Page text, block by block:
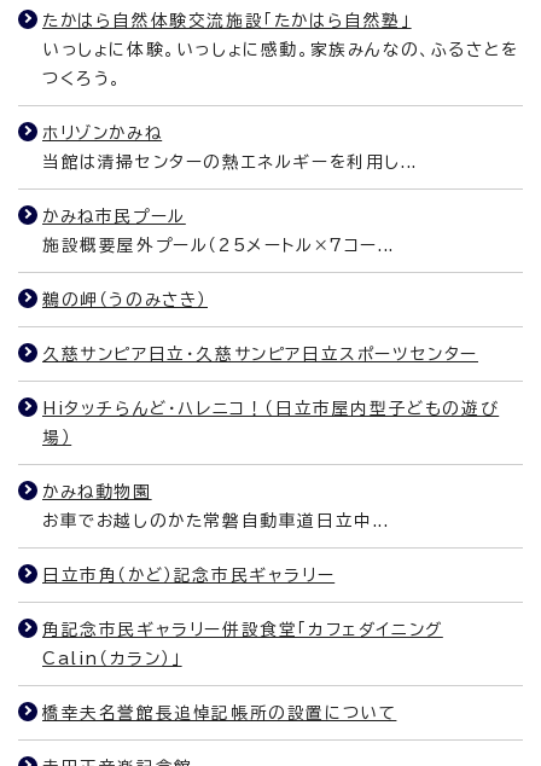
たかはら自然体験交流施設「たかはら自然塾」
いっしょに体験。いっしょに感動。家族みんなの、ふるさとを
つくろう。
ホリゾンかみね
当館は清掃センターの熱エネルギーを利用し...
かみね市民プール
施設概要屋外プール（25メートル×7コー...
鵜の岬（うのみさき）
久慈サンピア日立・久慈サンピア日立スポーツセンター
Hiタッチらんど・ハレニコ！（日立市屋内型子どもの遊び
場）
かみね動物園
お車でお越しのかた常磐自動車道日立中...
日立市角（かど）記念市民ギャラリー
角記念市民ギャラリー併設食堂「カフェダイニング
Calin（カラン）」
橋幸夫名誉館長追悼記帳所の設置について